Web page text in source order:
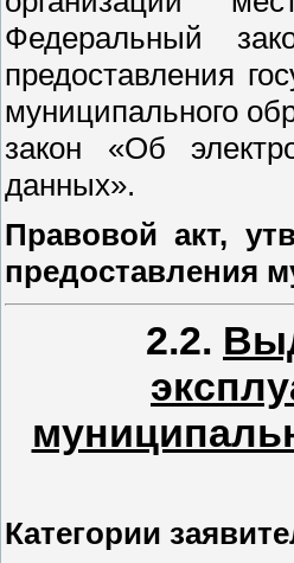
Федеральный
предоставления
муниципального
закон «Об
данных».
Правовой акт,
предоставления
2.2.
Категории